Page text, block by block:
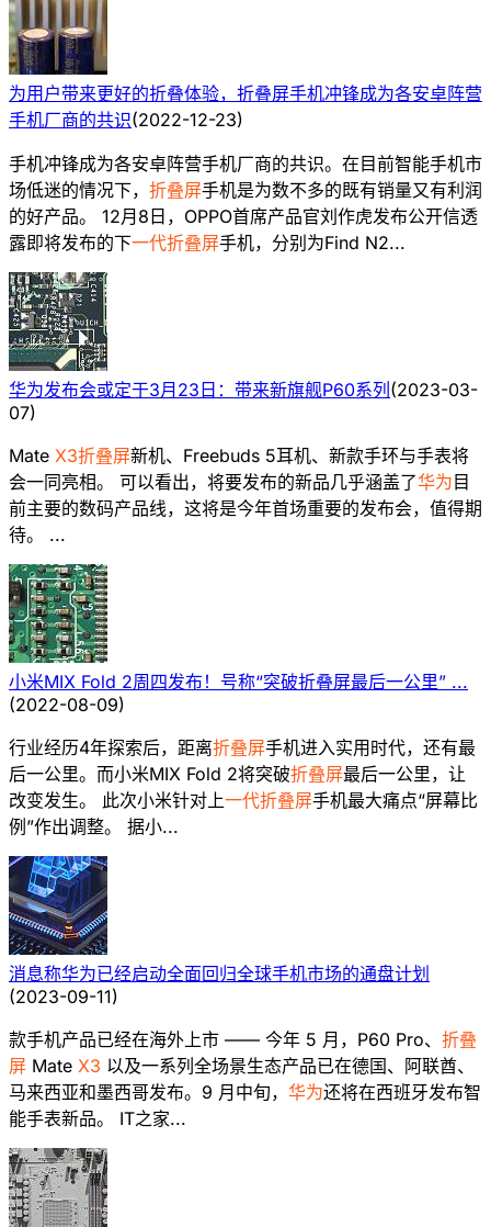
为用户带来更好的折叠体验，折叠屏手机冲锋成为各安卓阵营
手机厂商的共识(2022-12-23)
手机冲锋成为各安卓阵营手机厂商的共识。在目前智能手机市
场低迷的情况下， 折叠屏手机是为数不多的既有销量又有利润
的好产品。 12月8日，OPPO首席产品官刘作虎发布公开信透
露即将发布的下一代折叠屏手机，分别为Find N2...
华为发布会或定于3月23日：带来新旗舰P60系列 (2023-03-
07)
Mate X3折叠屏新机、Freebuds 5耳机、新款手环与手表将
会一同亮相。 可以看出，将要发布的新品几乎涵盖了华为 目
前主要的数码产品线，这将是今年首场重要的发布会，值得期
待。 ...
小米MIX Fold 2周四发布！号称“突破折叠屏最后一公里” ...
(2022-08-09)
行业经历4年探索后，距离折叠屏手机进入实用时代，还有最
后一公里。而小米MIX Fold 2将突破折叠屏最后一公里，让
改变发生。 此次小米针对上一代折叠屏手机最大痛点“屏幕比
例”作出调整。 据小...
消息称华为已经启动全面回归全球手机市场的通盘计划
(2023-09-11)
款手机产品已经在海外上市 —— 今年 5 月，P60 Pro、 折叠
屏 Mate X3 以及一系列全场景生态产品已在德国、阿联酋、
马来西亚和墨西哥发布。9 月中旬， 华为还将在西班牙发布智
能手表新品。 IT之家...